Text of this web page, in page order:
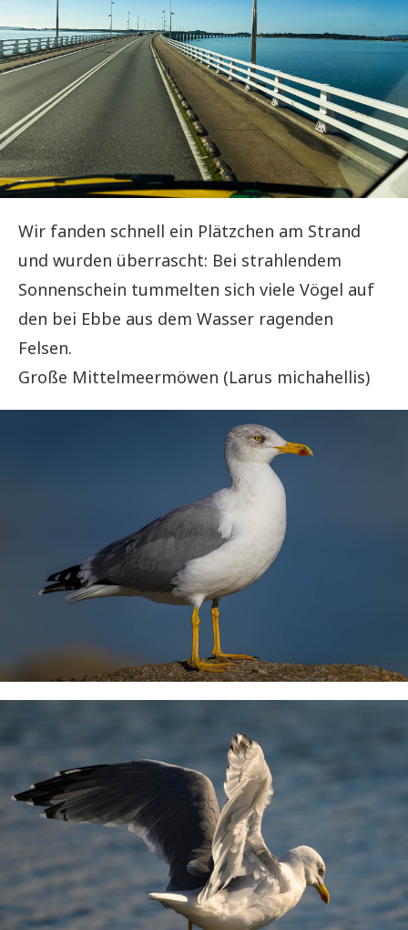
Wir fanden schnell ein Plätzchen am Strand
und wurden überrascht: Bei strahlendem
Sonnenschein tummelten sich viele Vögel auf
den bei Ebbe aus dem Wasser ragenden
Felsen.
Große Mittelmeermöwen (Larus michahellis)